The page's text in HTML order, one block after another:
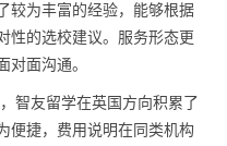
较为丰富的经验，能够根据
性的选校建议。服务形态更
对面沟通。
智友留学在英国方向积累了
便捷，费用说明在同类机构